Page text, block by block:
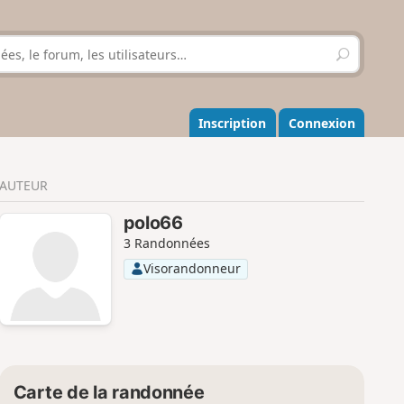
R
e
h
e
r
r
Inscription Connexion
AUTEUR
polo66
3 Randonnées
Visorandonneur
Carte de la randonnée